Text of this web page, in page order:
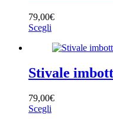
Categorie
Stagione
79,00€
Scegli
Stivale
79,00€
Scegli